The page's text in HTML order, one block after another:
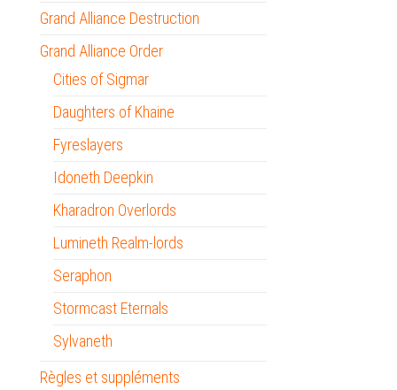
Grand Alliance Destruction
Grand Alliance Order
Cities of Sigmar
Daughters of Khaine
Fyreslayers
Idoneth Deepkin
Kharadron Overlords
Lumineth Realm-lords
Seraphon
Stormcast Eternals
Sylvaneth
Règles et suppléments